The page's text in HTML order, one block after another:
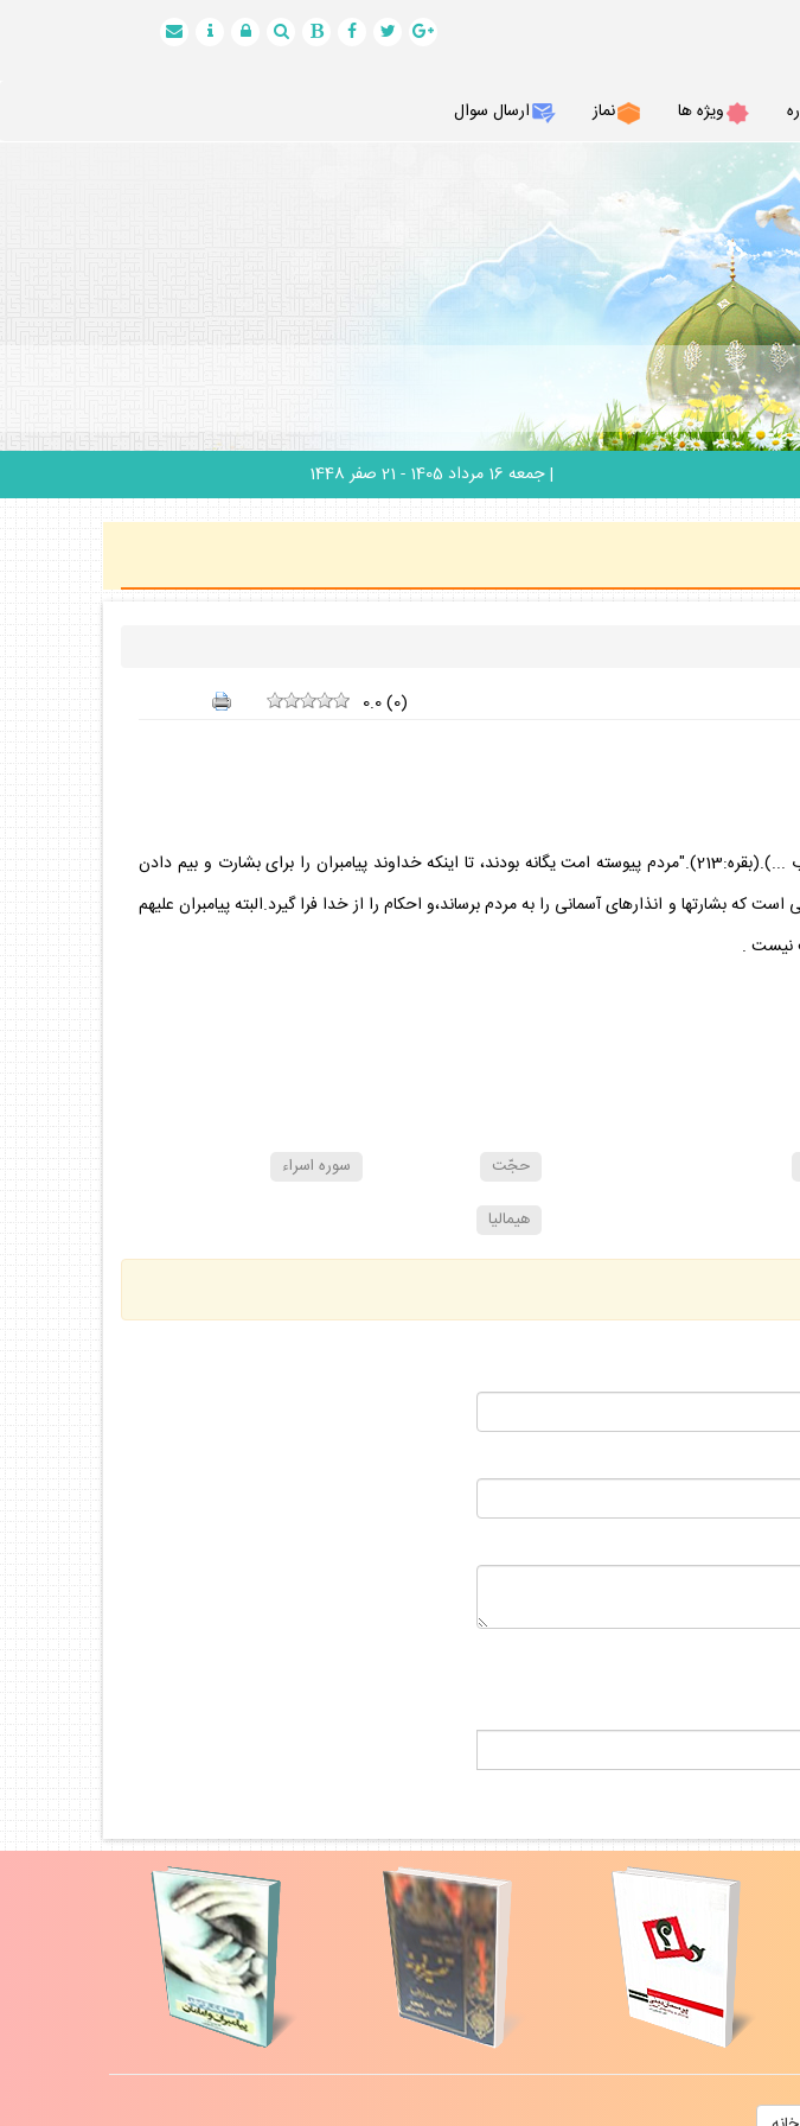
ويژه ها نماز ارسال سوال
| جمعه 16 مرداد 1405 - 21 صفر 1448
0.0(0)
خداوند مى فرمايد:(كان الناس امه واحده فبعث الله النبيين مبشرين و منذرين ، و انزل معهم الكتاب ...).(بقره:213)."مردم پيوسته امت يگانه بودند، تا اينكه خداوند پيامبران را براى بشارت و بيم دادن
بشارتها و انذارهاى آسمانى را به مردم برساند،و احكام را از خدا فرا گيرد.البته پيامبران عليهم
نيست .
حجّت سوره اسراء
هيماليا